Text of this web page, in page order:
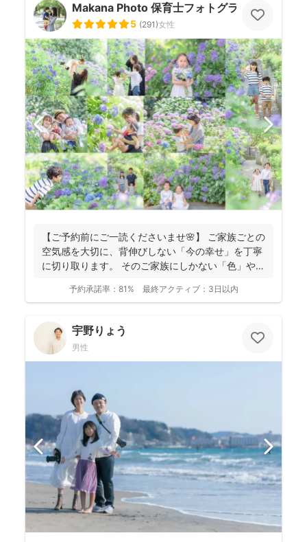
Makana Photo 保育士フォトグラファー
5 (291)女性
【ご予約前にご一読くださいませ🌸】 ご家族ごとの
空気感を大切に、背伸びしない「今の幸せ」を丁寧
に切り取ります。 そのご家族にしかない「色」や、
予約承諾率： 81% 最終アクティブ： 3日以内
宇野りょう
男性